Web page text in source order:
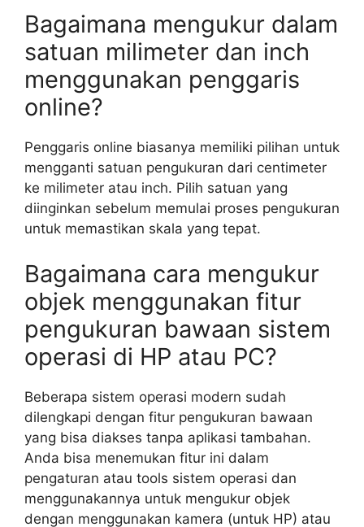
Bagaimana mengukur dalam
satuan milimeter dan inch
menggunakan penggaris
online?
Penggaris online biasanya memiliki pilihan untuk
mengganti satuan pengukuran dari centimeter
ke milimeter atau inch. Pilih satuan yang
diinginkan sebelum memulai proses pengukuran
untuk memastikan skala yang tepat.
Bagaimana cara mengukur
objek menggunakan fitur
pengukuran bawaan sistem
operasi di HP atau PC?
Beberapa sistem operasi modern sudah
dilengkapi dengan fitur pengukuran bawaan
yang bisa diakses tanpa aplikasi tambahan.
Anda bisa menemukan fitur ini dalam
pengaturan atau tools sistem operasi dan
menggunakannya untuk mengukur objek
dengan menggunakan kamera (untuk HP) atau